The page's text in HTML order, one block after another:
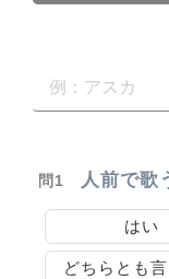
問1 人前で歌
はい
どちらとも